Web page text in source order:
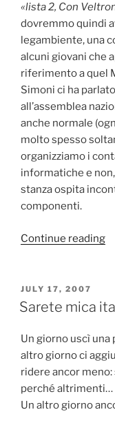
«lista 2, Con
dovremmo quindi
legambiente, una
alcuni giovani che
riferimento a quel
Simoni ci ha
all’assemblea
anche normale
molto spesso
organizziamo i
informatiche e
stanza ospita
componenti.
Continue reading
POSTED
ON
JULY 17, 2007
Sarete mica
Un giorno uscì una
altro giorno ci
ridere ancor
perché
Un altro giorno